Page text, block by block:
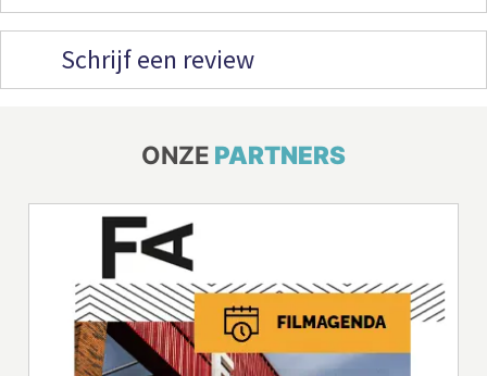
Schrijf een review
ONZE PARTNERS